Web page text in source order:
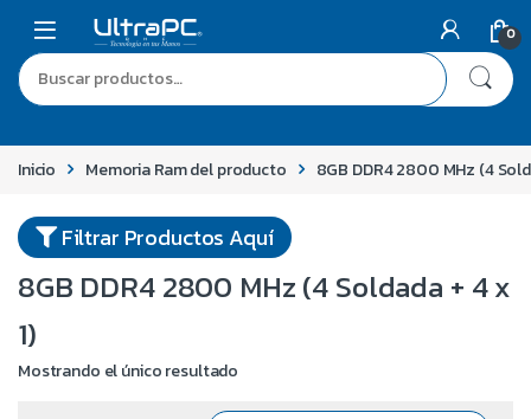
0
Inicio Memoria Ram del producto 8GB DDR4 2800 MHz (4
Filtrar Productos Aquí
8GB DDR4 2800 MHz (4 Soldada + 4 x
1)
Mostrando el único resultado